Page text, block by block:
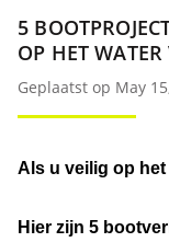
5
OP HET
Geplaatst op May
Als u veilig op
Hier zijn 5